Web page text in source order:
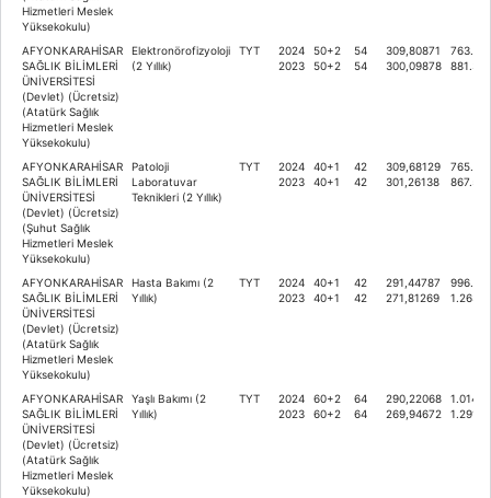
Hizmetleri Meslek
Yüksekokulu)
AFYONKARAHİSAR
SAĞLIK BİLİMLERİ
ÜNİVERSİTESİ
(Devlet) (Ücretsiz)
(Atatürk Sağlık
Hizmetleri Meslek
Yüksekokulu)
Elektronörofizyoloji
(2 Yıllık)
TYT
2024
2023
50+2
50+2
54
54
309,80871
300,09878
881.375
AFYONKARAHİSAR
SAĞLIK BİLİMLERİ
ÜNİVERSİTESİ
(Devlet) (Ücretsiz)
(Şuhut Sağlık
Hizmetleri Meslek
Yüksekokulu)
Patoloji
Laboratuvar
Teknikleri (2 Yıllık)
TYT
2024
2023
40+1
40+1
42
42
309,68129
301,26138
867.596
AFYONKARAHİSAR
SAĞLIK BİLİMLERİ
ÜNİVERSİTESİ
(Devlet) (Ücretsiz)
(Atatürk Sağlık
Hizmetleri Meslek
Yüksekokulu)
Hasta Bakımı (2
Yıllık)
TYT
2024
2023
40+1
40+1
42
42
291,44787
271,81269
AFYONKARAHİSAR
SAĞLIK BİLİMLERİ
ÜNİVERSİTESİ
(Devlet) (Ücretsiz)
(Atatürk Sağlık
Hizmetleri Meslek
Yüksekokulu)
Yaşlı Bakımı (2
Yıllık)
TYT
2024
2023
60+2
60+2
64
64
290,22068
269,94672